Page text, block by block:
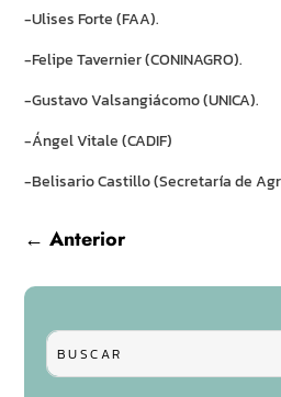
-Ulises Forte (FAA).
-Felipe Tavernier (CONINAGRO).
-Gustavo Valsangiácomo (UNICA).
-Ángel Vitale (CADIF)
-Belisario Castillo (Secretaría de
←Anterior